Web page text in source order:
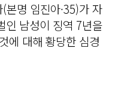
본명 임진아·35)가 자
인 남성이 징역 7년을
에 대해 황당한 심경